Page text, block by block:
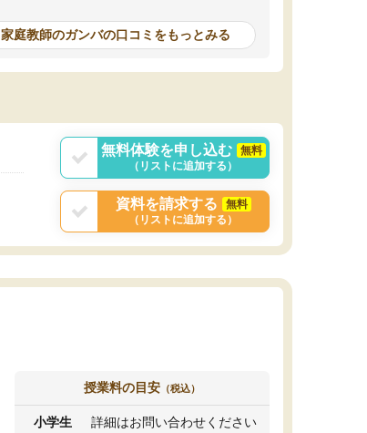
家庭教師のガンバの口コミをもっとみる
無料体験を申し込む
無料
（リストに追加する）
資料を請求する
無料
（リストに追加する）
授業料の目安 （税込）
小学生 詳細はお問い合わせください